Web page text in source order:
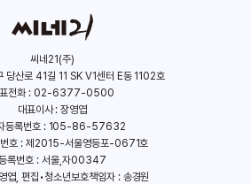
씨네21(주)
당산로 41길 11 SK V1센터 E동 1102호
표전화 : 02-6377-0500
대표이사 : 장영엽
등록번호 : 105-86-57632
번호 : 제2015-서울영등포-0671호
록번호 : 서울,자00347
엽, 편집•청소년보호책임자 : 송경원